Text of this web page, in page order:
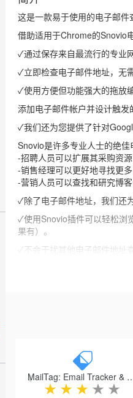
这是一款易于使用的电子邮
借助适用于Chrome的Snovio
✓通过保存来自最流行的专业
✓立即检查电子邮件地址，无
✓使用方便但功能强大的拖放
添加电子邮件帐户并设计触
✓我们还为您提供了针对
Snovio是许多专业人士的绝
-招聘人员可以扩展其采购资源
-销售经理可以更好地寻找更
-营销人员可以查找和研究博
✓除了电子邮件地址，我们还
✓使用Snovio插件可以轻松浏
果有）。
✓不会干扰其他电子邮件地
6. webRequest”-用于从网
7. contextMenus”-在扩展的
立即加入Snovio，享受免费
MailTag: Email
★ ★ ★ ★ ★